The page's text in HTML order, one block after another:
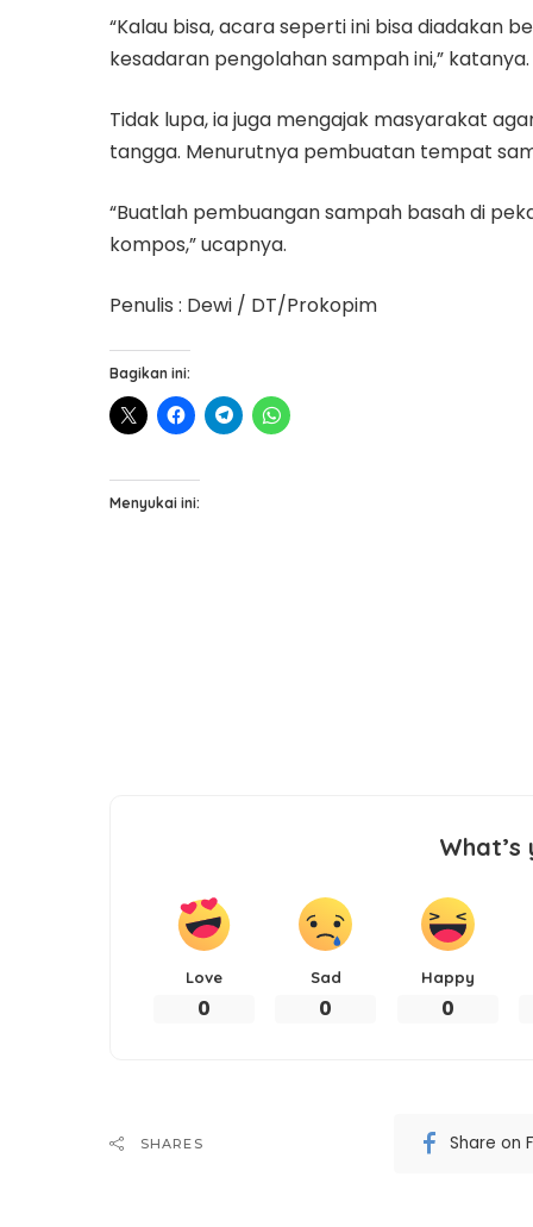
“Kalau bisa, acara seperti ini bisa diadakan
kesadaran pengolahan sampah ini,” katanya.
Tidak lupa, ia juga mengajak masyarakat
tangga. Menurutnya pembuatan tempat
“Buatlah pembuangan sampah basah di
kompos,” ucapnya.
Penulis : Dewi / DT/Prokopim
Bagikan ini:
Menyukai ini:
Love
0
Sad
0
Happy
0
SHARES Share on